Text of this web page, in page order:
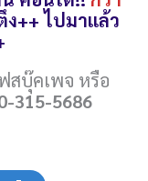
ง++ ไปมาแล้ว
สบุ๊คเพจ หรือ
315-5686